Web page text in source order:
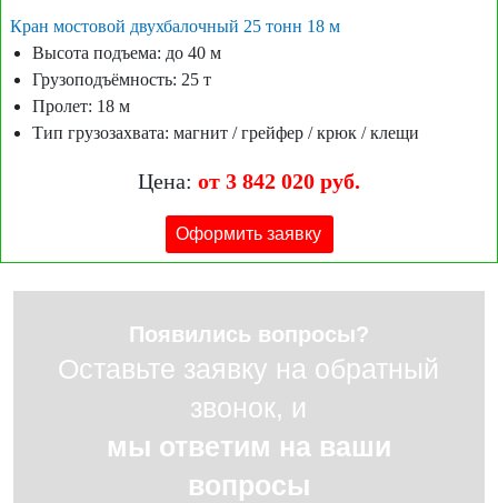
Кран мостовой двухбалочный 25 тонн 18 м
Высота подъема: до 40 м
Грузоподъёмность: 25 т
Пролет: 18 м
Тип грузозахвата: магнит / грейфер / крюк / клещи
Цена: от 3 842 020 руб.
Оформить заявку
Появились вопросы?
Оставьте заявку на обратный
звонок, и
мы ответим на ваши
вопросы